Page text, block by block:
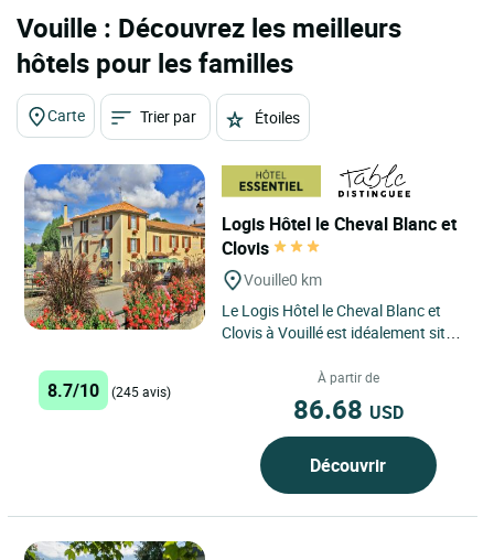
Vouille : Découvrez les meilleurs
hôtels pour les familles
Carte Trier par Étoiles
Logis Hôtel le Cheval Blanc et
Clovis
Vouille0 km
Le Logis Hôtel le Cheval Blanc et
Clovis à Vouillé est idéalement situé
patrimoine et...
8.7/10 (245 avis)
À partir de
86.68 USD
Découvrir